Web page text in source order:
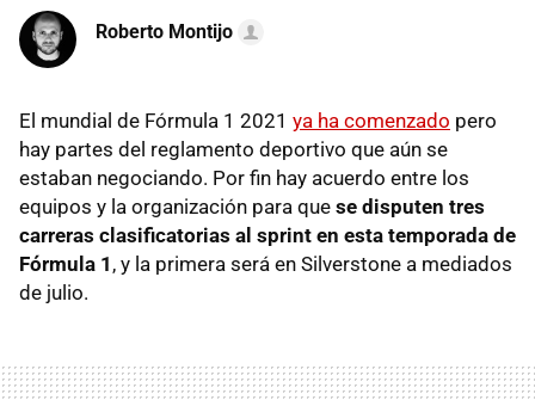
Roberto Montijo
El mundial de Fórmula 1 2021 ya ha comenzado pero
hay partes del reglamento deportivo que aún se
estaban negociando. Por fin hay acuerdo entre los
equipos y la organización para que se disputen tres
carreras clasificatorias al sprint en esta temporada de
Fórmula 1 , y la primera será en Silverstone a mediados
de julio.